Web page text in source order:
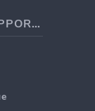
TABLEAUX DE BORD ET RAPPORTS